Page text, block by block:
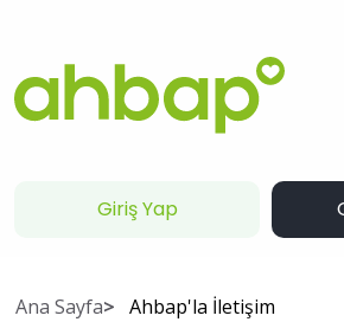
Giriş Yap
Ana Sayfa Ahbap'la İletişim